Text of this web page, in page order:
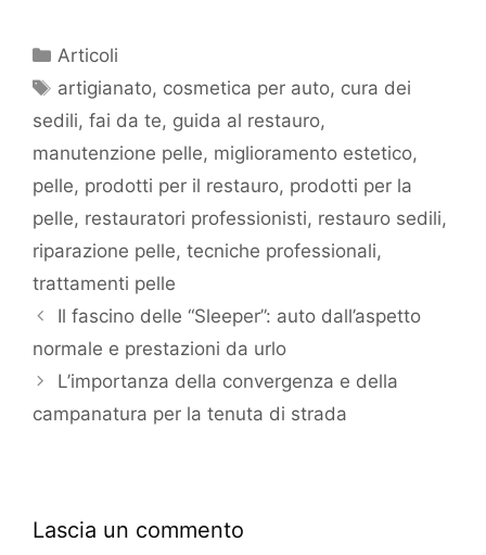
Articoli
artigianato, cosmetica per auto, cura dei
sedili, fai da te, guida al restauro,
manutenzione pelle, miglioramento estetico,
pelle, prodotti per il restauro, prodotti per la
pelle, restauratori professionisti, restauro sedili,
riparazione pelle, tecniche professionali,
trattamenti pelle
Il fascino delle “Sleeper”: auto dall’aspetto
normale e prestazioni da urlo
L’importanza della convergenza e della
campanatura per la tenuta di strada
Lascia un commento